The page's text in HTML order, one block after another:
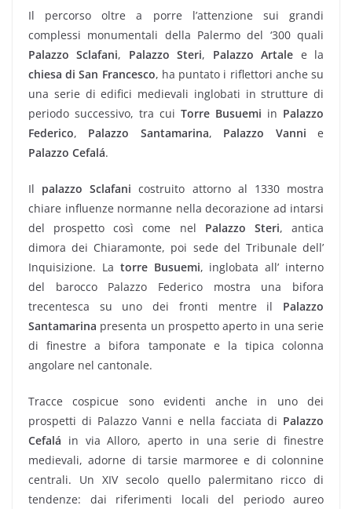
Il percorso oltre a porre l’attenzione sui grandi
complessi monumentali della Palermo del ‘300 quali
Palazzo Sclafani, Palazzo Steri, Palazzo Artale e la
chiesa di San Francesco, ha puntato i riflettori anche su
una serie di edifici medievali inglobati in strutture di
periodo successivo, tra cui Torre Busuemi in Palazzo
Federico, Palazzo Santamarina, Palazzo Vanni e
Palazzo Cefalá.
Il palazzo Sclafani costruito attorno al 1330 mostra
chiare influenze normanne nella decorazione ad intarsi
del prospetto così come nel Palazzo Steri, antica
dimora dei Chiaramonte, poi sede del Tribunale dell’
Inquisizione. La torre Busuemi, inglobata all’ interno
del barocco Palazzo Federico mostra una bifora
trecentesca su uno dei fronti mentre il Palazzo
Santamarina presenta un prospetto aperto in una serie
di finestre a bifora tamponate e la tipica colonna
angolare nel cantonale.
Tracce cospicue sono evidenti anche in uno dei
prospetti di Palazzo Vanni e nella facciata di Palazzo
Cefalá in via Alloro, aperto in una serie di finestre
medievali, adorne di tarsie marmoree e di colonnine
centrali. Un XIV secolo quello palermitano ricco di
tendenze: dai riferimenti locali del periodo aureo